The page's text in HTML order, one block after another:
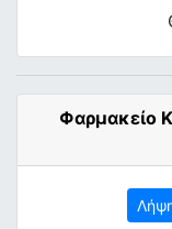
Φαρμακείο